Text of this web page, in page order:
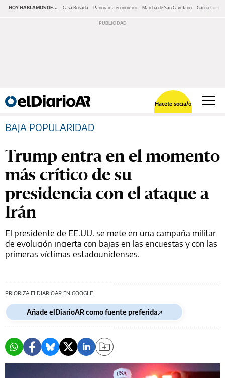
HOY HABLAMOS DE... Casa Rosada Panorama económico Marcha de San Cayetano García Cuerva
Hacete socia/o
BAJA POPULARIDAD
Trump entra en el momento
más crítico de su
presidencia con el ataque a
Irán
El presidente de EE.UU. se mete en una campaña militar
de evolución incierta con bajas en las encuestas y con las
primeras víctimas estadounidenses.
PRIORIZA ELDIARIOAR EN GOOGLE
Añade elDiarioAR como fuente preferida